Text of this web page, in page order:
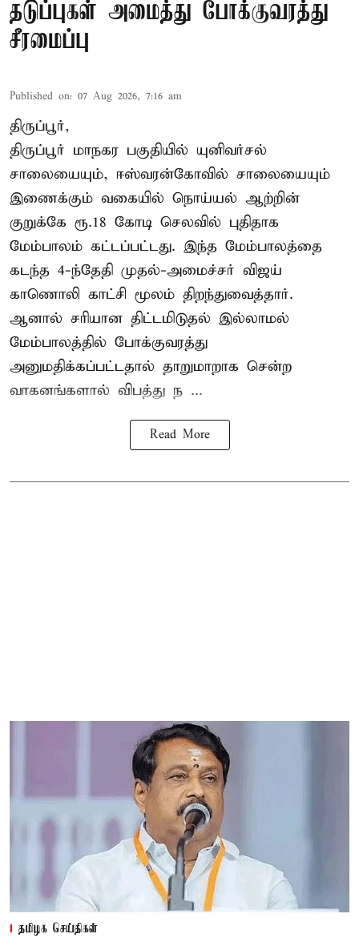
தடுப்புகள் அமைத்து போக்குவரத்து
சீரமைப்பு
Published on: 07 Aug 2026, 7:16 am
திருப்பூர்,
திருப்பூர் மாநகர பகுதியில் யுனிவர்சல்
சாலையையும், ஈஸ்வரன்கோவில் சாலையையும்
இணைக்கும் வகையில் நொய்யல் ஆற்றின்
குறுக்கே ரூ.18 கோடி செலவில் புதிதாக
மேம்பாலம் கட்டப்பட்டது. இந்த மேம்பாலத்தை
கடந்த 4-ந்தேதி முதல்-அமைச்சர் விஜய்
காணொலி காட்சி மூலம் திறந்துவைத்தார்.
ஆனால் சரியான திட்டமிடுதல் இல்லாமல்
மேம்பாலத்தில் போக்குவரத்து
அனுமதிக்கப்பட்டதால் தாறுமாறாக சென்ற
வாகனங்களால் விபத்து ந ...
Read More
தமிழக செய்திகள்